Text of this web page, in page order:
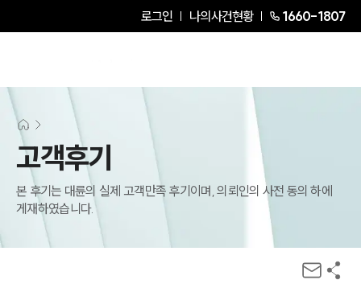
로그인 나의사건현황 1660-1807
고객후기
본 후기는 대륜의 실제 고객만족 후기이며, 의뢰인의 사전 동의 하에
게재하였습니다.